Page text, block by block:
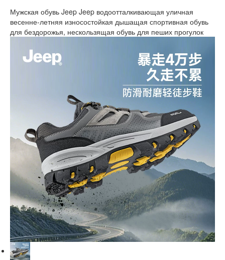
Мужская обувь Jeep Jeep водоотталкивающая уличная
весенне-летняя износостойкая дышащая спортивная обувь
для бездорожья, нескользящая обувь для пеших прогулок